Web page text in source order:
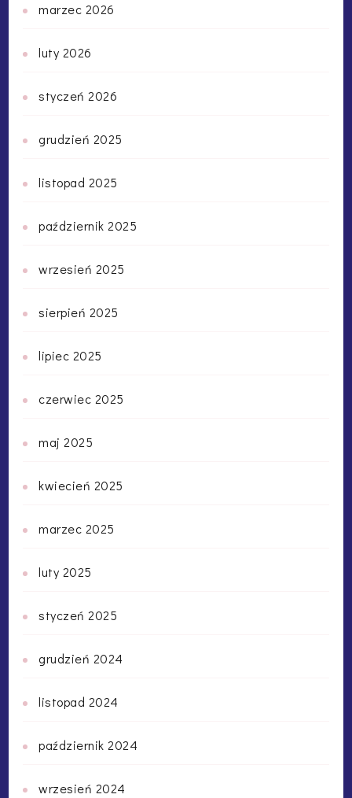
marzec 2026
luty 2026
styczeń 2026
grudzień 2025
listopad 2025
październik 2025
wrzesień 2025
sierpień 2025
lipiec 2025
czerwiec 2025
maj 2025
kwiecień 2025
marzec 2025
luty 2025
styczeń 2025
grudzień 2024
listopad 2024
październik 2024
wrzesień 2024